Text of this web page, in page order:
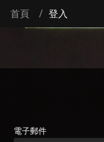
首頁 登入
電子郵件